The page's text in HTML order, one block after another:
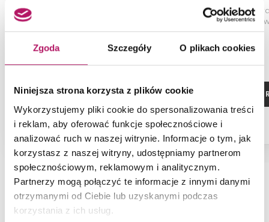
Zgoda Szczegóły O plikach cookies
Niniejsza strona korzysta z plików cookie
Wykorzystujemy pliki cookie do spersonalizowania treści
i reklam, aby oferować funkcje społecznościowe i
analizować ruch w naszej witrynie. Informacje o tym, jak
korzystasz z naszej witryny, udostępniamy partnerom
społecznościowym, reklamowym i analitycznym.
Partnerzy mogą połączyć te informacje z innymi danymi
otrzymanymi od Ciebie lub uzyskanymi podczas
korzystania z ich usług.
graphite
ZOBACZ PRODUKT
3-
umywalkowa,
ZOBACZ
NAJNOWSZE ARTYKUŁY